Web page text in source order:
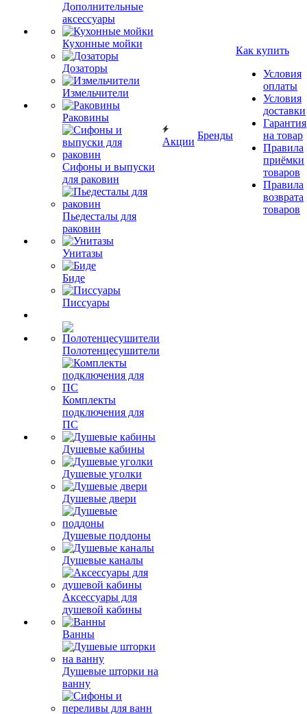
Дополнительные
аксессуары
Кухонные мойки
Дозаторы
Измельчители
Раковины
Сифоны и выпуски
для раковин
Пьедесталы для
раковин
Унитазы
Биде
Писсуары
Полотенцесушители
Комплекты
подключения для
ПС
Душевые кабины
Душевые уголки
Душевые двери
Душевые поддоны
Душевые каналы
Аксессуары для
душевой кабины
Ванны
Душевые шторки на
ванну
Акции
Бренды
Как купить
Условия
оплаты
Условия
доставки
Гарантия
на товар
Правила
приёмки
товаров
Правила
возврата
товаров